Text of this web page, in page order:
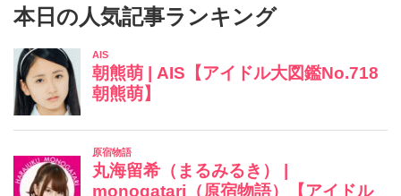
本日の人気記事ランキング